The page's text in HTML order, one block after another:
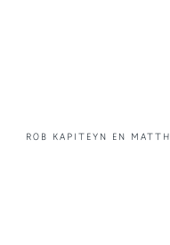
Rob Kapiteyn en